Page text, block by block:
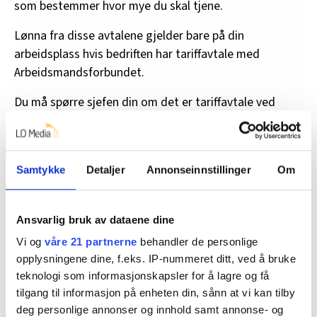
Samtykke Detaljer Annonseinnstillinger Om
Ansvarlig bruk av dataene dine
Vi og våre 21 partnerne behandler de personlige
opplysningene dine, f.eks. IP-nummeret ditt, ved å bruke
teknologi som informasjonskapsler for å lagre og få
tilgang til informasjon på enheten din, sånn at vi kan tilby
deg personlige annonser og innhold samt annonse- og
som bestemmer hvor mye du skal tjene.
Lønna fra disse avtalene gjelder bare på din
arbeidsplass hvis bedriften har tariffavtale med
Arbeidsmandsforbundet.
Du må spørre sjefen din om det er tariffavtale ved
bedriften, og hvilken det er.
Hvis du er over 18 år, og jobber på et sted med fritids-
og aktivitetsavtalen, skal du ikke tjene mindre enn
dette:
•Bowlinghaller og treningsstudioer:
•Solstudio:184,72 i timen
•Badeland:188,85 i timen
Hvis du jobber et sted som har Fritids- og